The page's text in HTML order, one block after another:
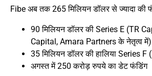
Fibe अब तक 265 मिलियन डॉलर से ज्यादा की
90 मिलियन डॉलर की Series E (TR
Capital, Amara Partners के नेतृत्व में)
35 मिलियन डॉलर की हालिया Series F
अगस्त में 250 करोड़ रुपये का डेट फंडिंग